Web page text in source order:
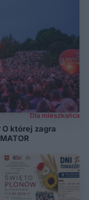
Dla mieszkańca
której zagra